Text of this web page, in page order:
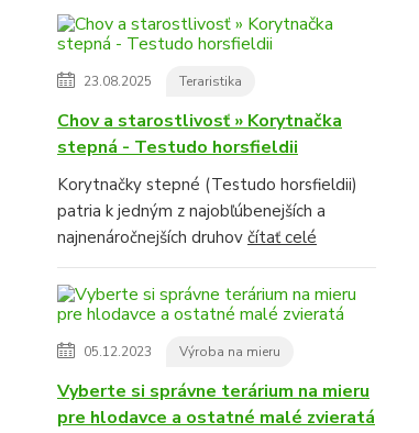
23.08.2025 Teraristika
Chov a starostlivosť » Korytnačka
stepná - Testudo horsfieldii
Korytnačky stepné (Testudo horsfieldii)
patria k jedným z najobľúbenejších a
najnenáročnejších druhov čítať celé
05.12.2023 Výroba na mieru
Vyberte si správne terárium na mieru
pre hlodavce a ostatné malé zvieratá